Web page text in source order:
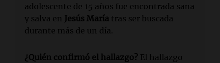
adolescente de 15 años fue encontrada sana
y salva en Jesús María tras ser buscada
durante más de un día.
¿Quién confirmó el hallazgo? El hallazgo